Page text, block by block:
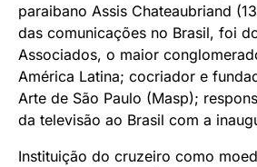
paraibano Assis Chateaubriand
das comunicações no Brasil, foi
Associados, o maior
América Latina; cocriador e
Arte de São Paulo (Masp);
da televisão ao Brasil com a
Instituição do cruzeiro como